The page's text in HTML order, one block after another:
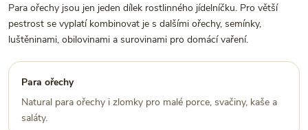
Para ořechy jsou jen jeden dílek rostlinného jídelníčku. Pro větší
pestrost se vyplatí kombinovat je s dalšími ořechy, semínky,
luštěninami, obilovinami a surovinami pro domácí vaření.
Para ořechy
Natural para ořechy i zlomky pro malé porce, svačiny, kaše a
saláty.